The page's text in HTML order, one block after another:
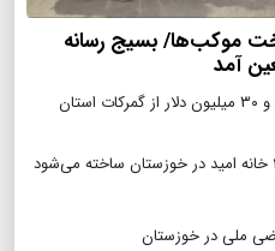
موکب‌ها/ بسیج رسانه
آمد
صادرات غیرنفتی بیش از یک میلیارد و ۳۰ میلیون دلار از گمرکات استان